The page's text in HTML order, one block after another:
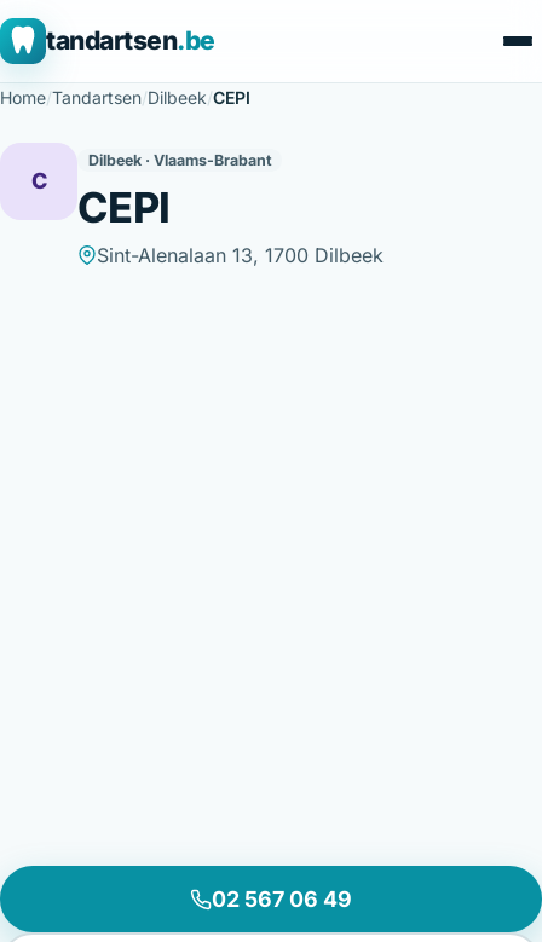
tandartsen.be
Home/Tandartsen/Dilbeek/CEPI
C
Dilbeek · Vlaams-Brabant
CEPI
Sint-Alenalaan 13, 1700 Dilbeek
02 567 06 49